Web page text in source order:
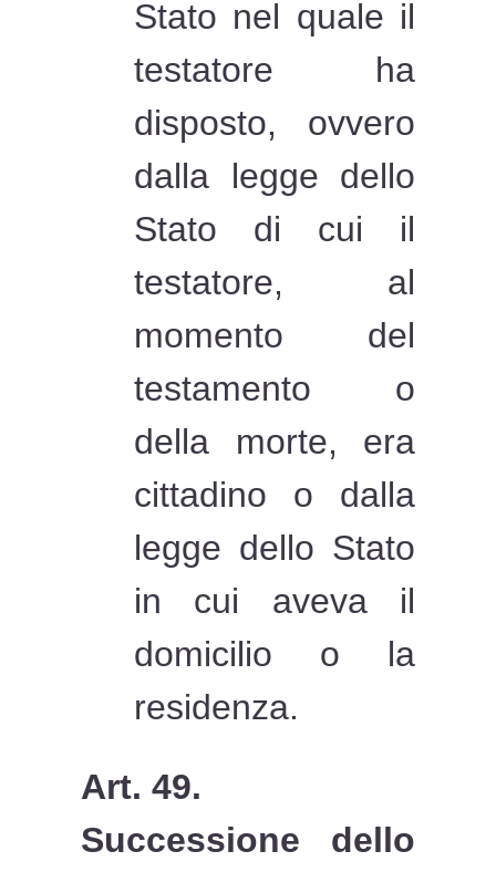
Stato nel quale il
testatore ha
disposto, ovvero
dalla legge dello
Stato di cui il
testatore, al
momento del
testamento o
della morte, era
cittadino o dalla
legge dello Stato
in cui aveva il
domicilio o la
residenza.
Art. 49.
Successione dello